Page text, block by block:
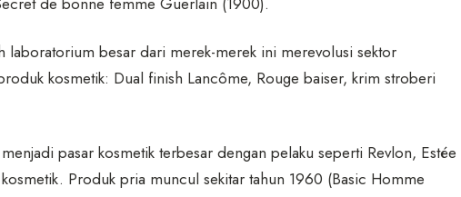
laboratorium besar dari merek-merek ini merevolusi sektor
kosmetik: Dual finish Lancôme, Rouge baiser, krim stroberi
pasar kosmetik terbesar dengan pelaku seperti Revlon, Estée
Produk pria muncul sekitar tahun 1960 (Basic Homme